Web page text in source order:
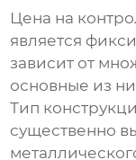
Цена на
является
зависит от
основные из
Тип
существенно